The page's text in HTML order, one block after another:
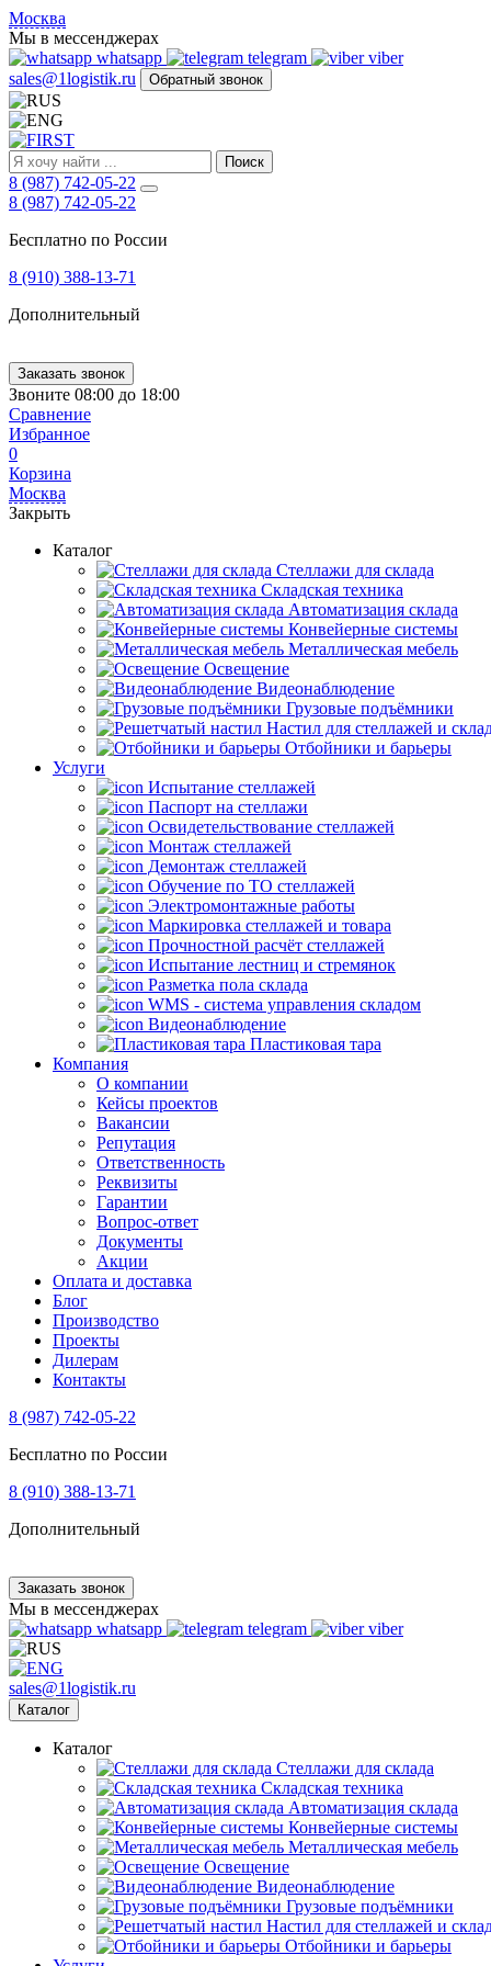
FIRST
Адрес
и
телефон:
Москва,
Алтуфьевское
ш.
д.
48,
корпус
2,
офис
127549
Россия
250-
21-
51,
E-
mail:
sales@1Logistik.ru
Москва
Мы в мессенджерах
whatsapp
telegram
viber
sales@1logistik.ru
Обратный звонок
Поиск
8 (987) 742-05-22
8 (987) 742-05-22
Бесплатно по России
8 (910) 388-13-71
Дополнительный
Заказать звонок
Звоните 08:00 до 18:00
Сравнение
Избранное
0
Корзина
Москва
Закрыть
Каталог
Cтеллажи для склада
Складская техника
Автоматизация склада
Конвейерные системы
Металлическая мебель
Освещение
Видеонаблюдение
Грузовые подъёмники
Настил для стеллажей и
Отбойники и барьеры
Услуги
Испытание стеллажей
Паспорт на стеллажи
Освидетельствование стеллажей
Монтаж стеллажей
Демонтаж стеллажей
Обучение по ТО стеллажей
Электромонтажные работы
Маркировка стеллажей и товара
Прочностной расчёт стеллажей
Испытание лестниц и стремянок
Разметка пола склада
WMS - система управления складом
Видеонаблюдение
Пластиковая тара
Компания
О компании
Кейсы проектов
Вакансии
Репутация
Ответственность
Реквизиты
Гарантии
Вопрос-ответ
Документы
Акции
Оплата и доставка
Блог
Производство
Проекты
Дилерам
Контакты
8 (987) 742-05-22
Бесплатно по России
8 (910) 388-13-71
Дополнительный
Заказать звонок
Мы в мессенджерах
whatsapp
telegram viber
sales@1logistik.ru
Каталог
Каталог
Cтеллажи для склада
Складская техника
Автоматизация склада
Конвейерные системы
Металлическая мебель
Освещение
Видеонаблюдение
Грузовые подъёмники
Настил для стеллажей и
Отбойники и барьеры